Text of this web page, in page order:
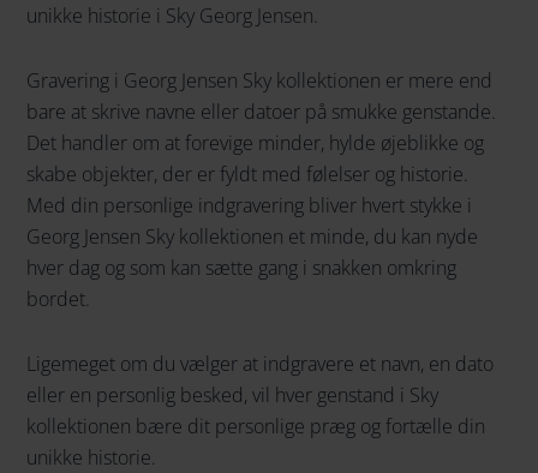
unikke historie i Sky Georg Jensen.
Gravering i Georg Jensen Sky kollektionen er mere end
bare at skrive navne eller datoer på smukke genstande.
Det handler om at forevige minder, hylde øjeblikke og
skabe objekter, der er fyldt med følelser og historie.
Med din personlige indgravering bliver hvert stykke i
Georg Jensen Sky kollektionen et minde, du kan nyde
hver dag og som kan sætte gang i snakken omkring
bordet.
Ligemeget om du vælger at indgravere et navn, en dato
eller en personlig besked, vil hver genstand i Sky
kollektionen bære dit personlige præg og fortælle din
unikke historie.